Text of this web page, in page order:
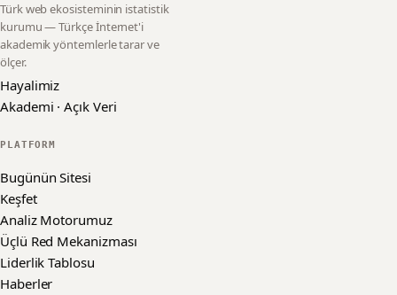
Türk web ekosisteminin istatistik
kurumu — Türkçe İnternet'i
akademik yöntemlerle tarar ve
ölçer.
Hayalimiz
Akademi · Açık Veri
PLATFORM
Bugünün Sitesi
Keşfet
Analiz Motorumuz
Üçlü Red Mekanizması
Liderlik Tablosu
Haberler